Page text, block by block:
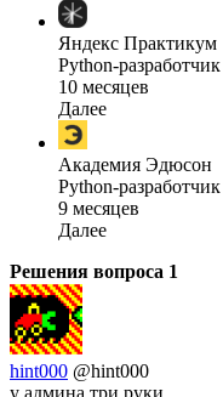
Яндекс Практикум
Python-разработчик
10 месяцев
Далее
Академия Эдюсон
Python-
9 месяцев
Далее
Решения вопроса 1
hint000 @hint000